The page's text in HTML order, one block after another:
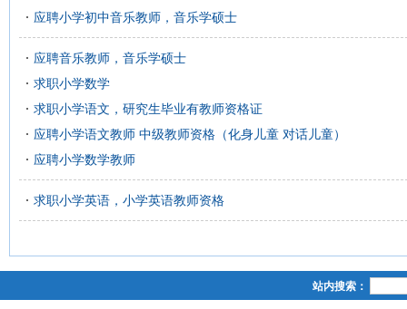
应聘小学初中音乐教师，音乐学硕士
应聘音乐教师，音乐学硕士
求职小学数学
求职小学语文，研究生毕业有教师资格证
应聘小学语文教师 中级教师资格（化身儿童 对话儿童）
应聘小学数学教师
求职小学英语，小学英语教师资格
站内搜索：